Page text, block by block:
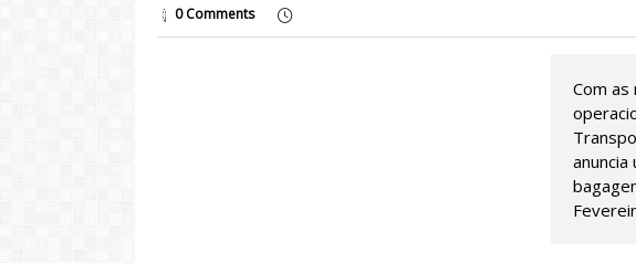
0 Comments
Com